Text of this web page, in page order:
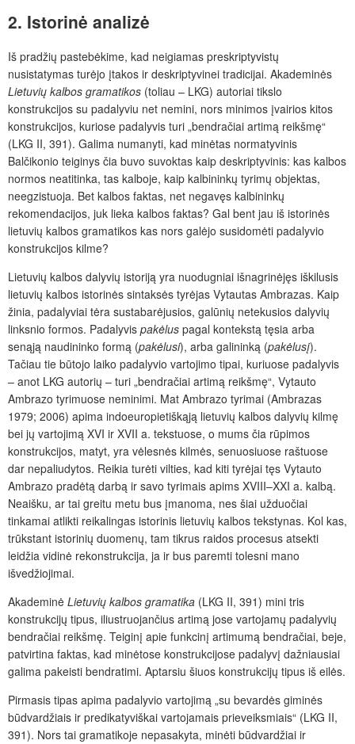
2. Istorinė analizė
Iš pradžių pastebėkime, kad neigiamas preskriptyvistų
nusistatymas turėjo įtakos ir deskriptyvinei tradicijai. Akademinės
Lietuvių kalbos gramatikos (toliau – LKG) autoriai tikslo
konstrukcijos su padalyviu net nemini, nors minimos įvairios kitos
konstrukcijos, kuriose padalyvis turi „bendračiai artimą reikšmę“
(LKG II, 391). Galima numanyti, kad minėtas normatyvinis
Balčikonio teiginys čia buvo suvoktas kaip deskriptyvinis: kas kalbos
normos neatitinka, tas kalboje, kaip kalbininkų tyrimų objektas,
neegzistuoja. Bet kalbos faktas, net negavęs kalbininkų
rekomendacijos, juk lieka kalbos faktas? Gal bent jau iš istorinės
lietuvių kalbos gramatikos kas nors galėjo susidomėti padalyvio
konstrukcijos kilme?
Lietuvių kalbos dalyvių istoriją yra nuodugniai išnagrinėjęs iškilusis
lietuvių kalbos istorinės sintaksės tyrėjas Vytautas Ambrazas. Kaip
žinia, padalyviai tėra sustabarėjusios, galūnių netekusios dalyvių
linksnio formos. Padalyvis pakėlus pagal kontekstą tęsia arba
senąją naudininko formą (pakėlusi), arba galininką (pakėlusį).
Tačiau tie būtojo laiko padalyvio vartojimo tipai, kuriuose padalyvis
– anot LKG autorių – turi „bendračiai artimą reikšmę“, Vytauto
Ambrazo tyrimuose neminimi. Mat Ambrazo tyrimai (Ambrazas
1979; 2006) apima indoeuropietiškąją lietuvių kalbos dalyvių kilmę
bei jų vartojimą XVI ir XVII a. tekstuose, o mums čia rūpimos
konstrukcijos, matyt, yra vėlesnės kilmės, senuosiuose raštuose
dar nepaliudytos. Reikia turėti vilties, kad kiti tyrėjai tęs Vytauto
Ambrazo pradėtą darbą ir savo tyrimais apims XVIII–XXI a. kalbą.
Neaišku, ar tai greitu metu bus įmanoma, nes šiai užduočiai
tinkamai atlikti reikalingas istorinis lietuvių kalbos tekstynas. Kol kas,
trūkstant istorinių duomenų, tam tikrus raidos procesus atsekti
leidžia vidinė rekonstrukcija, ja ir bus paremti tolesni mano
išvedžiojimai.
Akademinė Lietuvių kalbos gramatika (LKG II, 391) mini tris
konstrukcijų tipus, iliustruojančius artimą jose vartojamų padalyvių
bendračiai reikšmę. Teiginį apie funkcinį artimumą bendračiai, beje,
patvirtina faktas, kad minėtose konstrukcijose padalyvį dažniausiai
galima pakeisti bendratimi. Aptarsiu šiuos konstrukcijų tipus iš eilės.
Pirmasis tipas apima padalyvio vartojimą „su bevardės giminės
būdvardžiais ir predikatyviškai vartojamais prieveiksmiais“ (LKG II,
391). Nors tai gramatikoje nepasakyta, minėti būdvardžiai ir